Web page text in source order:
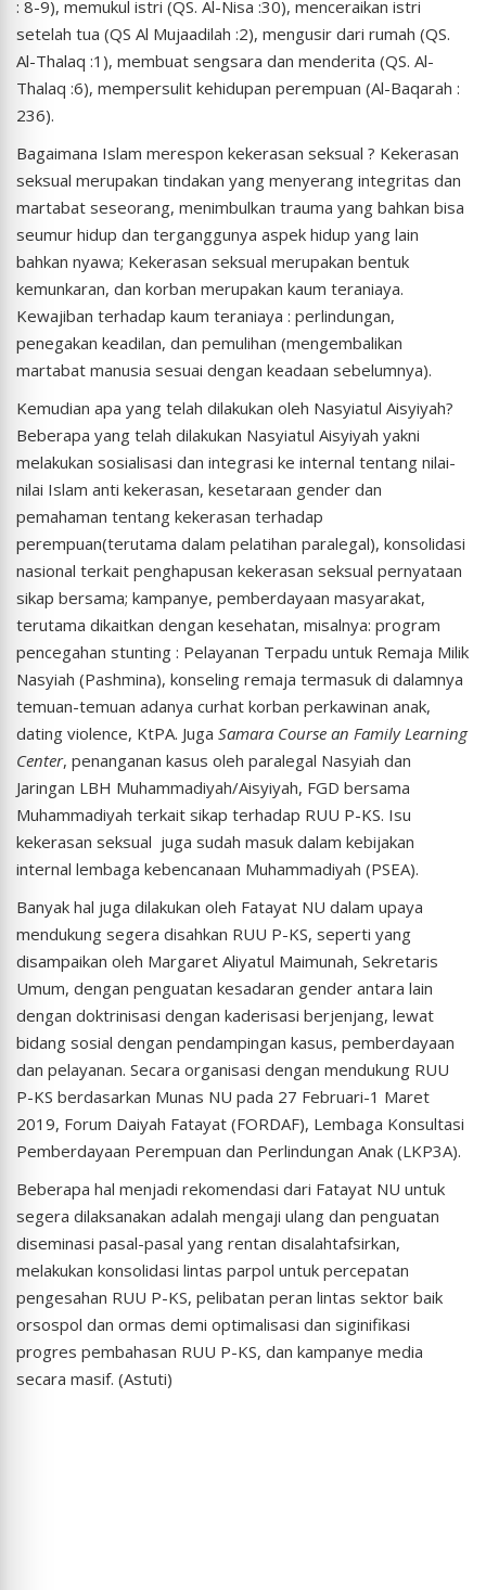
: 8-9), memukul istri (QS. Al-Nisa :30), menceraikan istri
setelah tua (QS Al Mujaadilah :2), mengusir dari rumah (QS.
Al-Thalaq :1), membuat sengsara dan menderita (QS. Al-
Thalaq :6), mempersulit kehidupan perempuan (Al-Baqarah :
236).
Bagaimana Islam merespon kekerasan seksual ? Kekerasan
seksual merupakan tindakan yang menyerang integritas dan
martabat seseorang, menimbulkan trauma yang bahkan bisa
seumur hidup dan terganggunya aspek hidup yang lain
bahkan nyawa; Kekerasan seksual merupakan bentuk
kemunkaran, dan korban merupakan kaum teraniaya.
Kewajiban terhadap kaum teraniaya : perlindungan,
penegakan keadilan, dan pemulihan (mengembalikan
martabat manusia sesuai dengan keadaan sebelumnya).
Kemudian apa yang telah dilakukan oleh Nasyiatul Aisyiyah?
Beberapa yang telah dilakukan Nasyiatul Aisyiyah yakni
melakukan sosialisasi dan integrasi ke internal tentang nilai-
nilai Islam anti kekerasan, kesetaraan gender dan
pemahaman tentang kekerasan terhadap
perempuan(terutama dalam pelatihan paralegal), konsolidasi
nasional terkait penghapusan kekerasan seksual pernyataan
sikap bersama; kampanye, pemberdayaan masyarakat,
terutama dikaitkan dengan kesehatan, misalnya: program
pencegahan stunting : Pelayanan Terpadu untuk Remaja Milik
Nasyiah (Pashmina), konseling remaja termasuk di dalamnya
temuan-temuan adanya curhat korban perkawinan anak,
dating violence, KtPA. Juga Samara Course an Family Learning
Center, penanganan kasus oleh paralegal Nasyiah dan
Jaringan LBH Muhammadiyah/Aisyiyah, FGD bersama
Muhammadiyah terkait sikap terhadap RUU P-KS. Isu
kekerasan seksual juga sudah masuk dalam kebijakan
internal lembaga kebencanaan Muhammadiyah (PSEA).
Banyak hal juga dilakukan oleh Fatayat NU dalam upaya
mendukung segera disahkan RUU P-KS, seperti yang
disampaikan oleh Margaret Aliyatul Maimunah, Sekretaris
Umum, dengan penguatan kesadaran gender antara lain
dengan doktrinisasi dengan kaderisasi berjenjang, lewat
bidang sosial dengan pendampingan kasus, pemberdayaan
dan pelayanan. Secara organisasi dengan mendukung RUU
P-KS berdasarkan Munas NU pada 27 Februari-1 Maret
2019, Forum Daiyah Fatayat (FORDAF), Lembaga Konsultasi
Pemberdayaan Perempuan dan Perlindungan Anak (LKP3A).
Beberapa hal menjadi rekomendasi dari Fatayat NU untuk
segera dilaksanakan adalah mengaji ulang dan penguatan
diseminasi pasal-pasal yang rentan disalahtafsirkan,
melakukan konsolidasi lintas parpol untuk percepatan
pengesahan RUU P-KS, pelibatan peran lintas sektor baik
orsospol dan ormas demi optimalisasi dan siginifikasi
progres pembahasan RUU P-KS, dan kampanye media
secara masif. (Astuti)